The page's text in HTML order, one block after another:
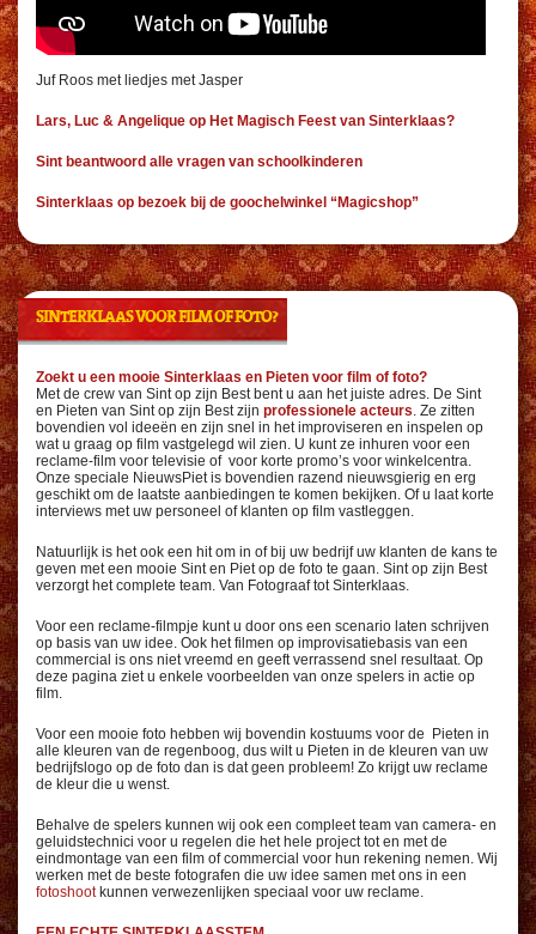
Juf Roos met liedjes met Jasper
Lars, Luc & Angelique op Het Magisch Feest van Sinterklaas?
Sint beantwoord alle vragen van schoolkinderen
Sinterklaas op bezoek bij de goochelwinkel “Magicshop”
SINTERKLAAS VOOR FILM OF FOTO?
Zoekt u een mooie Sinterklaas en Pieten voor film of foto?
Met de crew van Sint op zijn Best bent u aan het juiste adres. De Sint
en Pieten van Sint op zijn Best zijn professionele acteurs. Ze zitten
bovendien vol ideeën en zijn snel in het improviseren en inspelen op
wat u graag op film vastgelegd wil zien. U kunt ze inhuren voor een
reclame-film voor televisie of voor korte promo’s voor winkelcentra.
Onze speciale NieuwsPiet is bovendien razend nieuwsgierig en erg
geschikt om de laatste aanbiedingen te komen bekijken. Of u laat korte
interviews met uw personeel of klanten op film vastleggen.
Natuurlijk is het ook een hit om in of bij uw bedrijf uw klanten de kans te
geven met een mooie Sint en Piet op de foto te gaan. Sint op zijn Best
verzorgt het complete team. Van Fotograaf tot Sinterklaas.
Voor een reclame-filmpje kunt u door ons een scenario laten schrijven
op basis van uw idee. Ook het filmen op improvisatiebasis van een
commercial is ons niet vreemd en geeft verrassend snel resultaat. Op
deze pagina ziet u enkele voorbeelden van onze spelers in actie op
film.
Voor een mooie foto hebben wij bovendin kostuums voor de Pieten in
alle kleuren van de regenboog, dus wilt u Pieten in de kleuren van uw
bedrijfslogo op de foto dan is dat geen probleem! Zo krijgt uw reclame
de kleur die u wenst.
Behalve de spelers kunnen wij ook een compleet team van camera- en
geluidstechnici voor u regelen die het hele project tot en met de
eindmontage van een film of commercial voor hun rekening nemen. Wij
werken met de beste fotografen die uw idee samen met ons in een
fotoshootkunnen verwezenlijken speciaal voor uw reclame.